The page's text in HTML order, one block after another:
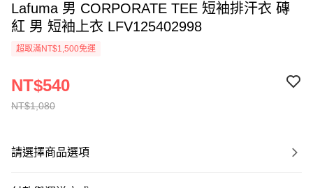
Lafuma 男 CORPORATE TEE 短袖排汗衣 磚
紅 男 短袖上衣 LFV125402998
超取滿NT$1,500免運
NT$1,080
NT$540
請選擇商品選項